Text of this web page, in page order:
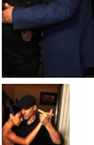
Foto: Francisco
Muñiz